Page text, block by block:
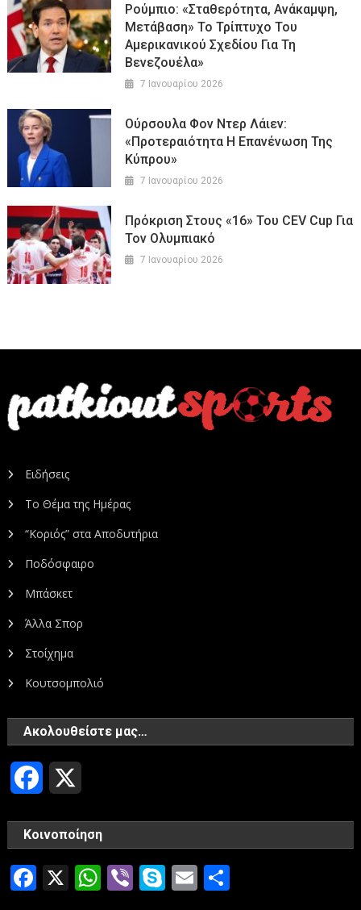
Ρούμπιο: «Σταθερότητα, Ανάκαμψη,
Μετάβαση» Το Τρίπτυχο Του
Αμερικανικού Σχεδίου Για Τη
Βενεζουέλα»
7 Ιανουαρίου 2026
Ούρσουλα Φον Ντερ Λάιεν:
«Προτεραιότητα Η Επανένωση Της
Κύπρου»
7 Ιανουαρίου 2026
Πρόκριση Στους «16» Του CEV Cup Για
Τον Ολυμπιακό
7 Ιανουαρίου 2026
Ειδήσεις
Το Θέμα της Ημέρας
“Κοριός” στα Αποδυτήρια
Ποδόσφαιρο
Μπάσκετ
Άλλα Σπορ
Στοίχημα
Κουτσομπολιό
Ακολουθείστε μας…
Facebook
Κοινοποίηση
Facebook
X WhatsApp
ViberSkype
Email